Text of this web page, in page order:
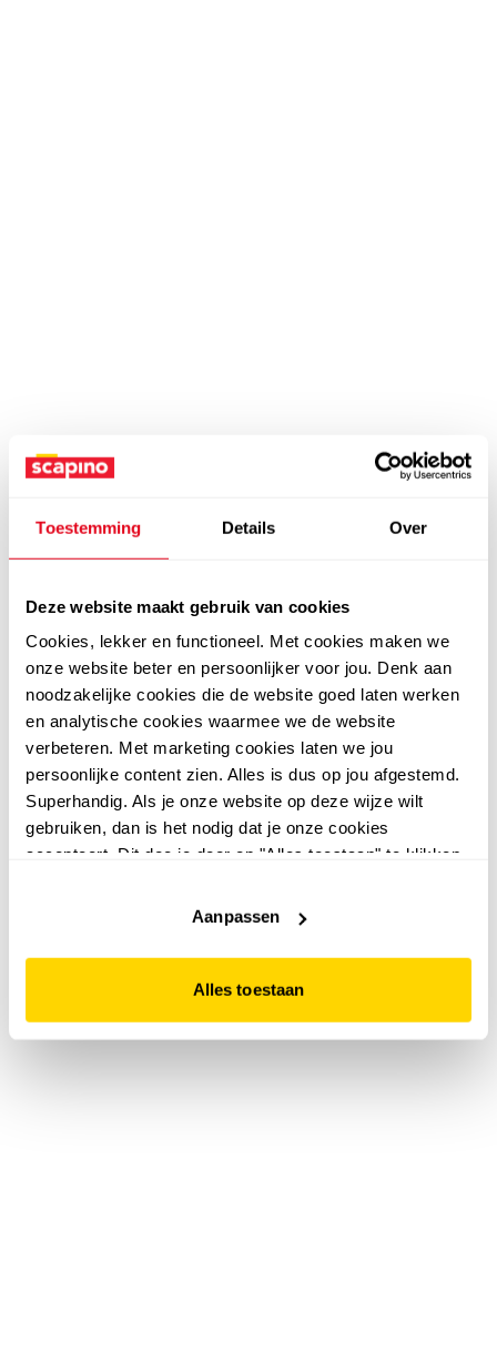
Toestemming Details Over
Deze website maakt gebruik van cookies
Cookies, lekker en functioneel. Met cookies maken we
onze website beter en persoonlijker voor jou. Denk aan
noodzakelijke cookies die de website goed laten werken
en analytische cookies waarmee we de website
verbeteren. Met marketing cookies laten we jou
persoonlijke content zien. Alles is dus op jou afgestemd.
Superhandig. Als je onze website op deze wijze wilt
gebruiken, dan is het nodig dat je onze cookies
accepteert. Dit doe je door op "Alles toestaan" te klikken.
website niet optimaal functioneert.
Aanpassen
Alles toestaan